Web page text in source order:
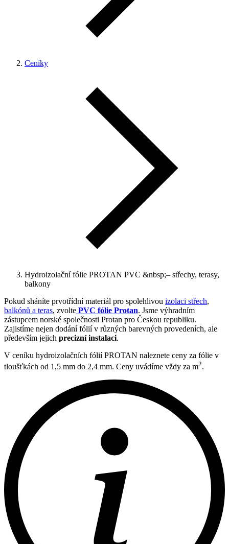
Ceníky
Hydroizolační fólie PROTAN PVC &nbsp;– střechy, terasy,
balkony
Pokud sháníte prvotřídní materiál pro spolehlivou izolaci střech,
balkónů a teras, zvolte PVC fólie Protan. Jsme výhradním
zástupcem norské společnosti Protan pro Českou republiku.
Zajistíme nejen dodání fólií v různých barevných provedeních, ale
především jejich precizní instalaci.
V ceníku hydroizolačních fólií PROTAN naleznete ceny za fólie v
tloušťkách od 1,5 mm do 2,4 mm. Ceny uvádíme vždy za m2.